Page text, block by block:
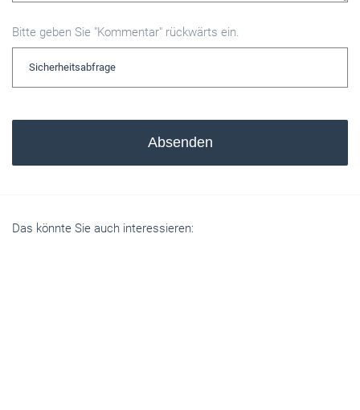
Bitte geben Sie "Kommentar" rückwärts ein.
Absenden
Das könnte Sie auch interessieren: